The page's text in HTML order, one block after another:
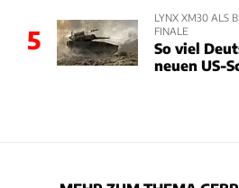
5
LYNX XM30 ALS
FINALE
So viel
neuen US-